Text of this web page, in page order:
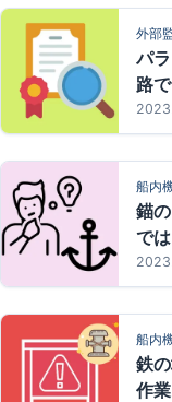
外部
パ
路
船内
錨
で
船内
鉄
作業